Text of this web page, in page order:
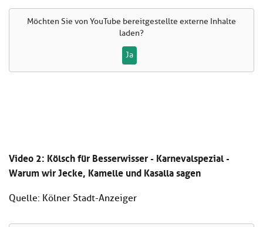
Möchten Sie vonYouTube bereitgestellte externe Inhalte
laden?
Ja
Video 2: Kölsch für Besserwisser - Karnevalspezial -
Warum wir Jecke, Kamelle und Kasalla sagen
Quelle: Kölner Stadt-Anzeiger